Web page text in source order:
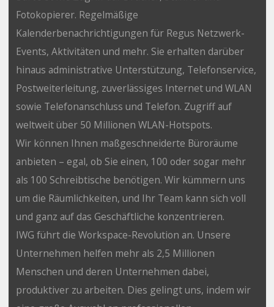
Fotokopierer. Regelmäßige
Kalenderbenachrichtigungen für Regus Netzwerk-
Events, Aktivitäten und mehr. Sie erhalten darüber
hinaus administrative Unterstützung, Telefonservice,
Postweiterleitung, zuverlässiges Internet und WLAN
sowie Telefonanschluss und Telefon. Zugriff auf
weltweit über 50 Millionen WLAN-Hotspots.
Wir können Ihnen maßgeschneiderte Büroräume
anbieten – egal, ob Sie einen, 100 oder sogar mehr
als 100 Schreibtische benötigen. Wir kümmern uns
um die Räumlichkeiten, und Ihr Team kann sich voll
und ganz auf das Geschäftliche konzentrieren.
IWG führt die Workspace-Revolution an. Unsere
Unternehmen helfen mehr als 2,5 Millionen
Menschen und deren Unternehmen dabei,
produktiver zu arbeiten. Dies gelingt uns, indem wir